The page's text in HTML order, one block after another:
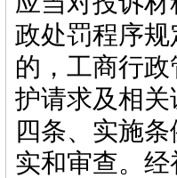
政处罚程序
的，工商行
护请求及相
四条、实施
实和审查。